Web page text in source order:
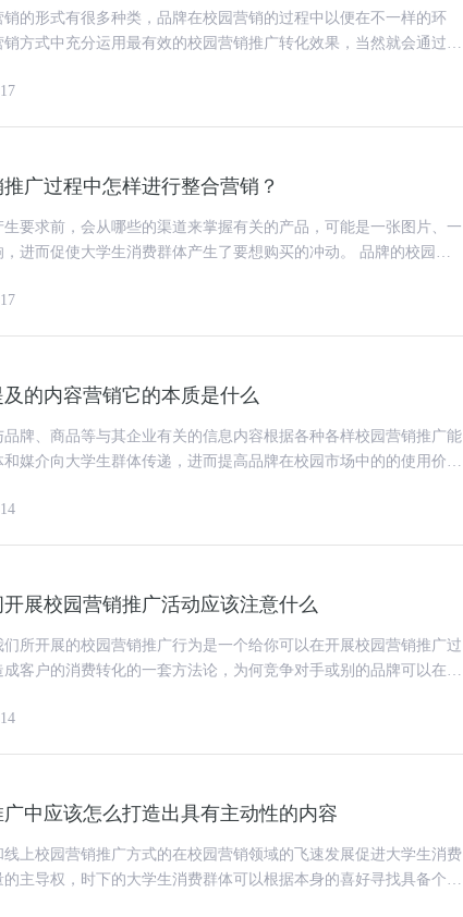
的形式有很多种类，品牌在校园营销的过程中以便在不一样的环
方式中充分运用最有效的校园营销推广转化效果，当然就会通过不
广过程中怎样进行整合营销？
要求前，会从哪些的渠道来掌握有关的产品，可能是一张图片、一
而促使大学生消费群体产生了要想购买的冲动。 品牌的校园营
的内容营销它的本质是什么
牌、商品等与其企业有关的信息内容根据各种各样校园营销推广能
媒介向大学生群体传递，进而提高品牌在校园市场中的的使用价值
展校园营销推广活动应该注意什么
所开展的校园营销推广行为是一个给你可以在开展校园营销推广过
客户的消费转化的一套方法论，为何竞争对手或别的品牌可以在校
中应该怎么打造出具有主动性的内容
上校园营销推广方式的在校园营销领域的飞速发展促进大学生消费
主导权，时下的大学生消费群体可以根据本身的喜好寻找具备个性